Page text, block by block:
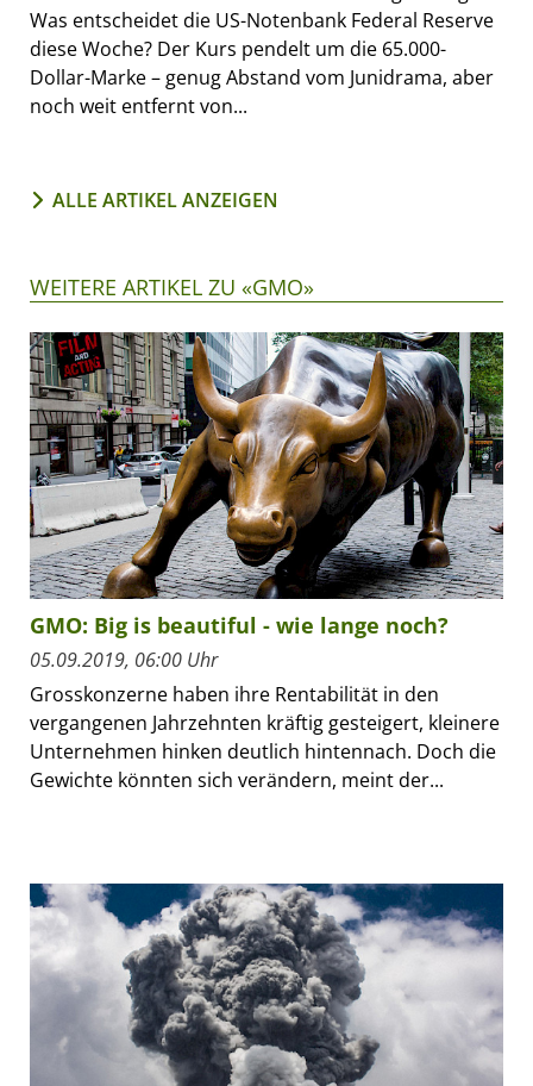
Was entscheidet die US-Notenbank Federal Reserve
diese Woche? Der Kurs pendelt um die 65.000-
Dollar-Marke – genug Abstand vom Junidrama, aber
noch weit entfernt von...
ALLE ARTIKEL ANZEIGEN
WEITERE ARTIKEL ZU «GMO»
GMO: Big is beautiful - wie lange noch?
05.09.2019, 06:00 Uhr
Grosskonzerne haben ihre Rentabilität in den
vergangenen Jahrzehnten kräftig gesteigert, kleinere
Unternehmen hinken deutlich hintennach. Doch die
Gewichte könnten sich verändern, meint der...